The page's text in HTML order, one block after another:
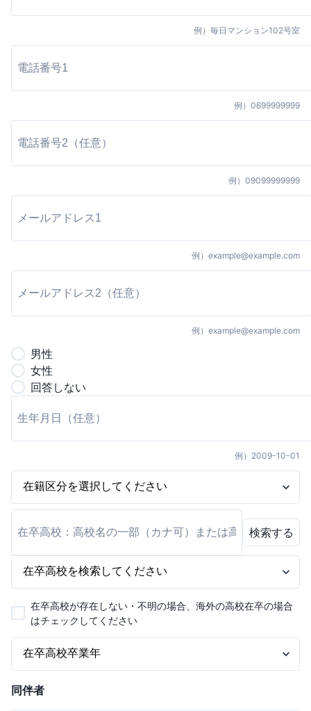
例） 毎日マンション102号室
例） 0699999999
例） 09099999999
例） example@example.com
例） example@example.com
男性
女性
回答しない
例） 2009-10-01
検索する
在卒高校が存在しない・不明の場合、海外の高校在卒の場合
はチェックしてください
同伴者